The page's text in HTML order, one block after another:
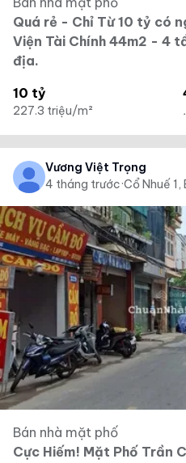
Quá rẻ - Chỉ Từ 10 tỷ có
Viện Tài Chính 44m2 - 4
địa.
10 tỷ
227.3 triệu/m²
Vương Việt Trọng
4 tháng trước·Cổ Nhuế 1,
Bán nhà mặt phố
Cực Hiếm! Mặt Phố Trần